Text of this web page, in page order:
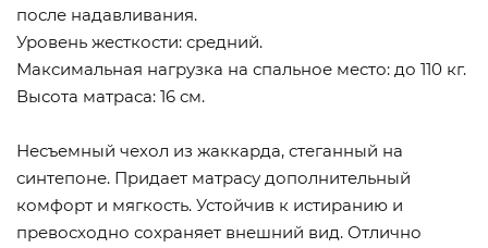
после надавливания.
Уровень жесткости: средний.
Максимальная нагрузка на спальное место: до 110 кг.
Высота матраса: 16 см.
Несъемный чехол из жаккарда, стеганный на
синтепоне. Придает матрасу дополнительный
комфорт и мягкость. Устойчив к истиранию и
превосходно сохраняет внешний вид. Отлично